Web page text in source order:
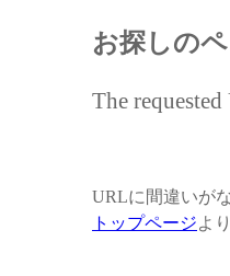
お探しの
The
URLに間違いが
トップページよ